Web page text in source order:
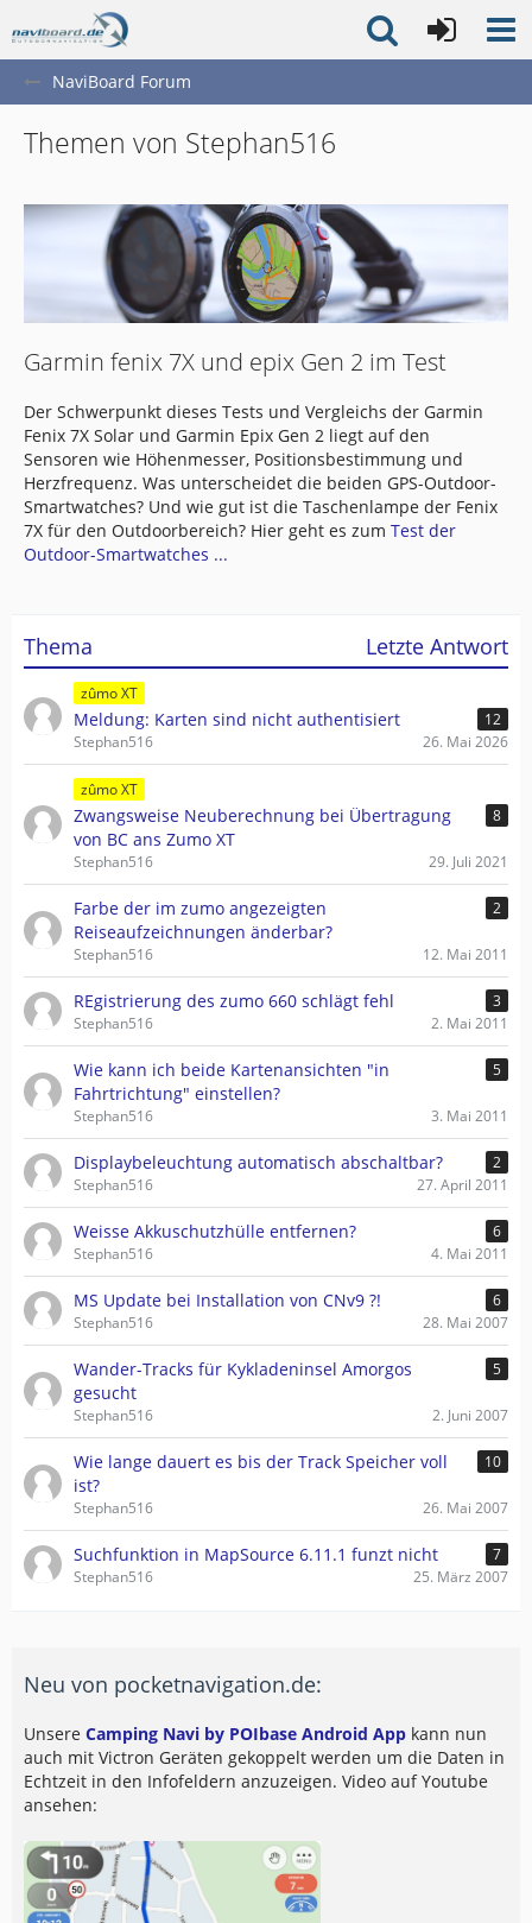
NaviBoard Forum
Themen von Stephan516
Garmin fenix 7X und epix Gen 2 im Test
Der Schwerpunkt dieses Tests und Vergleichs der Garmin
Fenix 7X Solar und Garmin Epix Gen 2 liegt auf den
Sensoren wie Höhenmesser, Positionsbestimmung und
Herzfrequenz. Was unterscheidet die beiden GPS-Outdoor-
Smartwatches? Und wie gut ist die Taschenlampe der Fenix
7X für den Outdoorbereich? Hier geht es zum Test der
Outdoor-Smartwatches ...
Thema Letzte Antwort
zûmo XT
Meldung: Karten sind nicht authentisiert
12
Stephan516
26. Mai 2026
zûmo XT
Zwangsweise Neuberechnung bei Übertragung
von BC ans Zumo XT
8
Stephan516 29. Juli 2021
Farbe der im zumo angezeigten
Reiseaufzeichnungen änderbar?
2
Stephan516 12. Mai 2011
REgistrierung des zumo 660 schlägt fehl
3
Stephan516
2. Mai 2011
Wie kann ich beide Kartenansichten "in
Fahrtrichtung" einstellen?
5
Stephan516 3. Mai 2011
Displaybeleuchtung automatisch abschaltbar?
2
Stephan516
27. April 2011
Weisse Akkuschutzhülle entfernen?
6
Stephan516
4. Mai 2011
MS Update bei Installation von CNv9 ?!
6
Stephan516
28. Mai 2007
Wander-Tracks für Kykladeninsel Amorgos
gesucht
5
Stephan516 2. Juni 2007
Wie lange dauert es bis der Track Speicher voll
ist?
10
Stephan516 26. Mai 2007
Suchfunktion in MapSource 6.11.1 funzt nicht
7
Stephan516
25. März 2007
Neu von pocketnavigation.de:
Unsere Camping Navi by POIbase Android App kann nun
auch mit Victron Geräten gekoppelt werden um die Daten in
Echtzeit in den Infofeldern anzuzeigen. Video auf Youtube
ansehen: